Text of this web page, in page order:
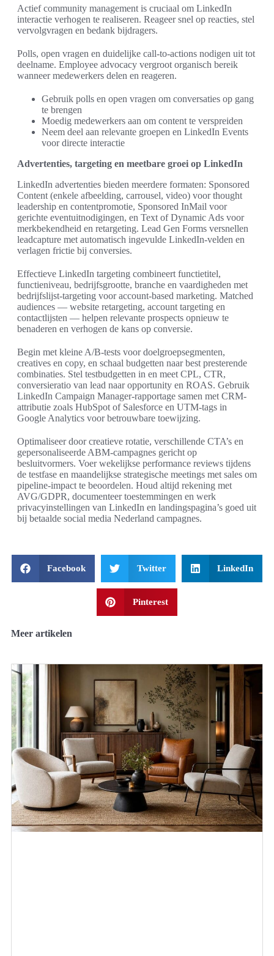
Actief community management is cruciaal om LinkedIn
interactie verhogen te realiseren. Reageer snel op reacties, stel
vervolgvragen en bedank bijdragers.
Polls, open vragen en duidelijke call-to-actions nodigen uit tot
deelname. Employee advocacy vergroot organisch bereik
wanneer medewerkers delen en reageren.
Gebruik polls en open vragen om conversaties op gang
te brengen
Moedig medewerkers aan om content te verspreiden
Neem deel aan relevante groepen en LinkedIn Events
voor directe interactie
Advertenties, targeting en meetbare groei op LinkedIn
LinkedIn advertenties bieden meerdere formaten: Sponsored
Content (enkele afbeelding, carrousel, video) voor thought
leadership en contentpromotie, Sponsored InMail voor
gerichte eventuitnodigingen, en Text of Dynamic Ads voor
merkbekendheid en retargeting. Lead Gen Forms versnellen
leadcapture met automatisch ingevulde LinkedIn-velden en
verlagen frictie bij conversies.
Effectieve LinkedIn targeting combineert functietitel,
functieniveau, bedrijfsgrootte, branche en vaardigheden met
bedrijfslijst-targeting voor account-based marketing. Matched
audiences — website retargeting, account targeting en
contactlijsten — helpen relevante prospects opnieuw te
benaderen en verhogen de kans op conversie.
Begin met kleine A/B-tests voor doelgroepsegmenten,
creatives en copy, en schaal budgetten naar best presterende
combinaties. Stel testbudgetten in en meet CPL, CTR,
conversieratio van lead naar opportunity en ROAS. Gebruik
LinkedIn Campaign Manager-rapportage samen met CRM-
attributie zoals HubSpot of Salesforce en UTM-tags in
Google Analytics voor betrouwbare toewijzing.
Optimaliseer door creatieve rotatie, verschillende CTA’s en
gepersonaliseerde ABM-campagnes gericht op
besluitvormers. Voer wekelijkse performance reviews tijdens
de testfase en maandelijkse strategische meetings met sales om
pipeline-impact te beoordelen. Houd altijd rekening met
AVG/GDPR, documenteer toestemmingen en werk
privacyinstellingen van LinkedIn en landingspagina’s goed uit
bij betaalde social media Nederland campagnes.
Facebook Twitter LinkedIn
Pinterest
Meer artikelen